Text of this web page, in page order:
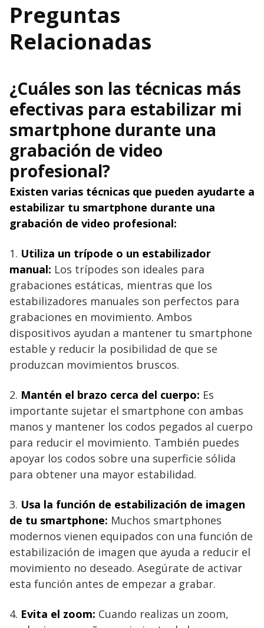
Preguntas
Relacionadas
¿Cuáles son las técnicas más
efectivas para estabilizar mi
smartphone durante una
grabación de video
profesional?
Existen varias técnicas que pueden ayudarte a
estabilizar tu smartphone durante una
grabación de video profesional:
1. Utiliza un trípode o un estabilizador
manual: Los trípodes son ideales para
grabaciones estáticas, mientras que los
estabilizadores manuales son perfectos para
grabaciones en movimiento. Ambos
dispositivos ayudan a mantener tu smartphone
estable y reducir la posibilidad de que se
produzcan movimientos bruscos.
2. Mantén el brazo cerca del cuerpo: Es
importante sujetar el smartphone con ambas
manos y mantener los codos pegados al cuerpo
para reducir el movimiento. También puedes
apoyar los codos sobre una superficie sólida
para obtener una mayor estabilidad.
3. Usa la función de estabilización de imagen
de tu smartphone: Muchos smartphones
modernos vienen equipados con una función de
estabilización de imagen que ayuda a reducir el
movimiento no deseado. Asegúrate de activar
esta función antes de empezar a grabar.
4. Evita el zoom: Cuando realizas un zoom,